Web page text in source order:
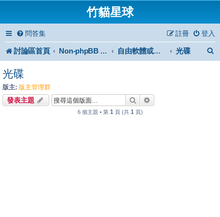
竹貓星球
問答集 登入
註冊
討論區首頁 Non-phpBB specific 自由軟體或免費軟體 光碟
光碟
版主: 版主管理群
發表主題 搜尋
6 個主題 • 第 1 頁 (共 1 頁)